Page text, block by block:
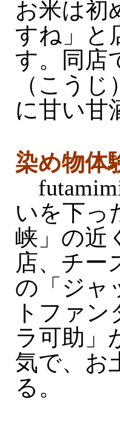
お米は初
すね」と
す。同店
（こう
に甘い甘
染め物体
いを下っ
峡」の近
店、チー
の「ジャ
トファ
ラ可助」
気で、お
る。